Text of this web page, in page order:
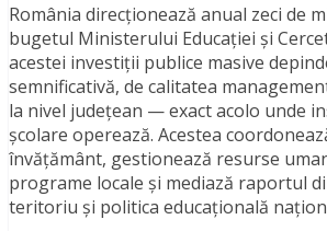
România direcționează anual zeci de
bugetul Ministerului Educației și
acestei investiții publice masive
semnificativă, de calitatea
la nivel județean — exact acolo unde
școlare operează. Acestea
învățământ, gestionează resurse
programe locale și mediază raportul
teritoriu și politica educațională